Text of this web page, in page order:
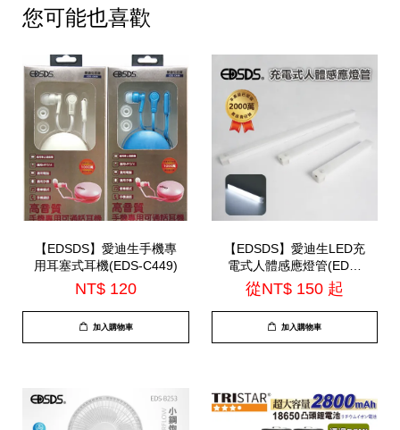
您可能也喜歡
【EDSDS】愛迪生手機專
用耳塞式耳機(EDS-C449)
NT$ 120
加入購物車
【EDSDS】愛迪生LED充
電式人體感應燈管(EDS-
G5020 / EDS-G3020 /
EDS-G2020)
從NT$ 150 起
加入購物車